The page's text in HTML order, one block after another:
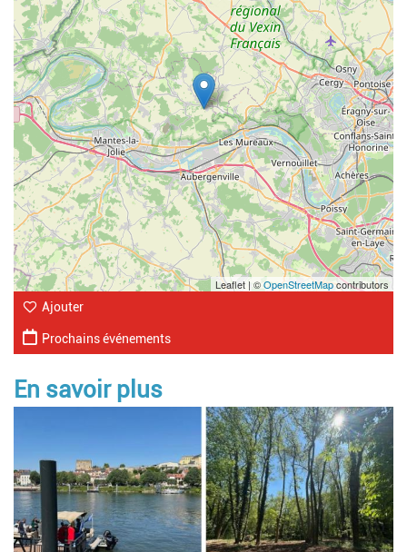
Leaflet | ©OpenStreetMapcontributors
Ajouter
Prochains événements
En savoir plus